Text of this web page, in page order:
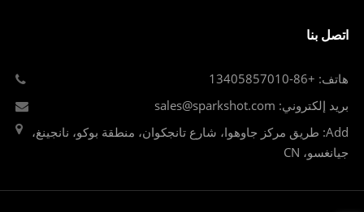
اتصل بنا
هاتف: +86-13405857010
بريد إلكتروني: sales@sparkshot.com
Add: طريق مركز جاوهوا، شارع تانجكوان، منطقة بوكو، نانجينغ،
جيانغسو، CN